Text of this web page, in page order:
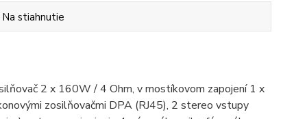
Na stiahnutie
2 x 160W / 4 Ohm, v mostíkovom zapojení 1 x
zosilňovačmi DPA (RJ45), 2 stereo vstupy